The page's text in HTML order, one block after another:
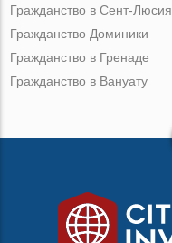
Гражданство в Сент-Люсия
Гражданство Доминики
Гражданство в Гренаде
Гражданство в Вануату